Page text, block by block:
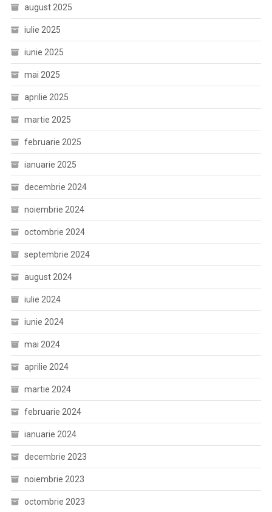
august 2025
iulie 2025
iunie 2025
mai 2025
aprilie 2025
martie 2025
februarie 2025
ianuarie 2025
decembrie 2024
noiembrie 2024
octombrie 2024
septembrie 2024
august 2024
iulie 2024
iunie 2024
mai 2024
aprilie 2024
martie 2024
februarie 2024
ianuarie 2024
decembrie 2023
noiembrie 2023
octombrie 2023